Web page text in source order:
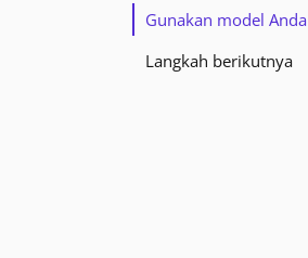
Gunakan model Anda
Langkah berikutnya